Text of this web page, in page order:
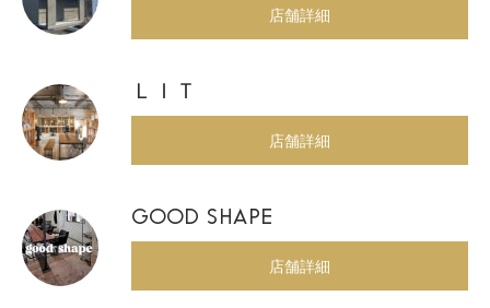
店舗詳細
ＬＩＴ
店舗詳細
GOOD SHAPE
店舗詳細